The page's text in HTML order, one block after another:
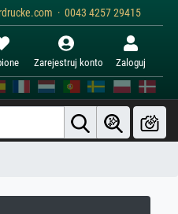
· 0043 4257 29415
Zarejestruj konto Zaloguj